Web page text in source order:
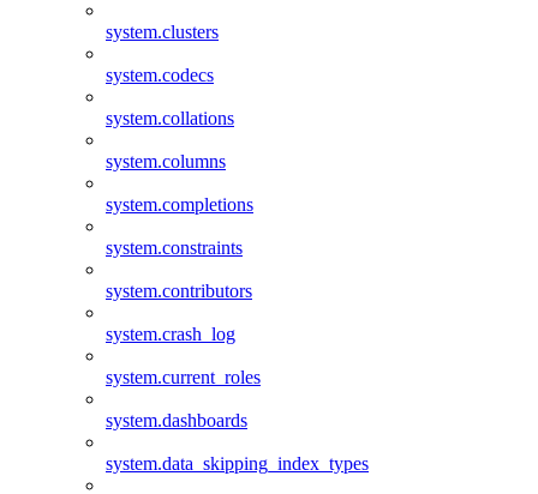
system.clusters
system.codecs
system.collations
system.columns
system.completions
system.constraints
system.contributors
system.crash_log
system.current_roles
system.dashboards
system.data_skipping_index_types